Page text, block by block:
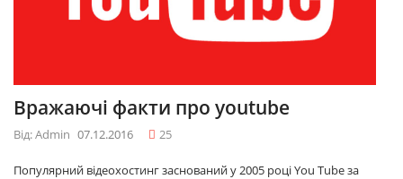
Вражаючі факти про youtube
Від: Admin 07.12.2016 25
Популярний відеохостинг заснований у 2005 році You Tube за